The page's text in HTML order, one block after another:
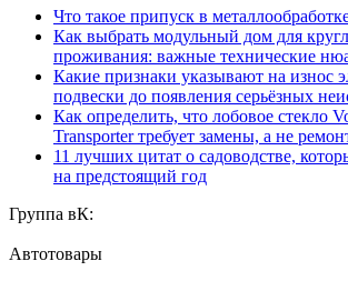
Что такое припуск в
Как выбрать модульный дом для
проживания: важные технические
Какие признаки указывают на износ
подвески до появления серьёзных
Как определить, что лобовое стекло
Transporter требует замены, а не
11 лучших цитат о садоводстве,
на предстоящий год
Группа вК:
Автотовары